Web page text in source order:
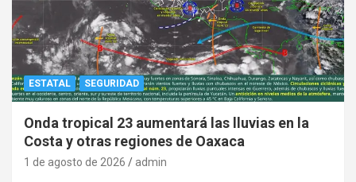
ESTATAL SEGURIDAD
Onda tropical 23 aumentará las lluvias en la
Costa y otras regiones de Oaxaca
1 de agosto de 2026 admin